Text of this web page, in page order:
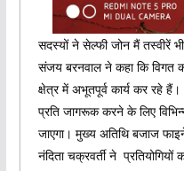
सदस्यों ने सेल्फी जोन मैं तस्वीरें
संजय बरनवाल ने कहा कि विगत
क्षेत्र में अभूतपूर्व कार्य कर रहे
प्रति जागरूक करने के लिए
जाएगा। मुख्य अतिथि बजाज
नंदिता चक्रवर्ती ने